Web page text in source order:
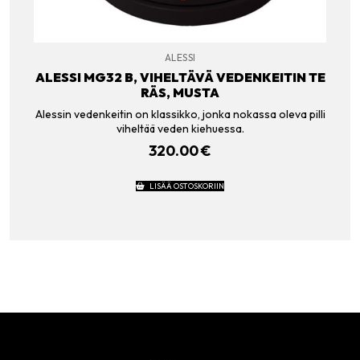
ALESSI
ALESSI MG32 B, VIHELTÄVÄ VEDENKEITIN TE
RÄS, MUSTA
Alessin vedenkeitin on klassikko, jonka nokassa oleva pilli
viheltää veden kiehuessa.
320.00€
LISÄÄ OSTOSKORIIN